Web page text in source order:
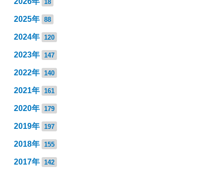
18
2025年 88
2024年 120
2023年 147
2022年 140
2021年 161
2020年 179
2019年 197
2018年 155
2017年 142